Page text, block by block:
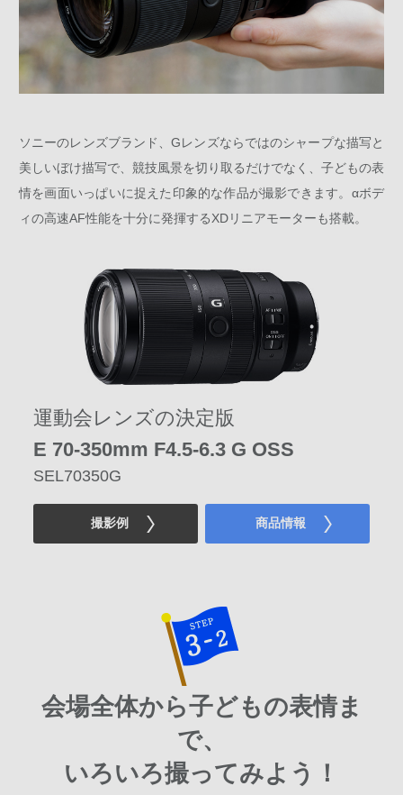
ソニーのレンズブランド、Gレンズならではのシャープな描写と
美しいぼけ描写で、競技風景を切り取るだけでなく、子どもの表
情を画面いっぱいに捉えた印象的な作品が撮影できます。αボデ
ィの高速AF性能を十分に発揮するXDリニアモーターも搭載。
運動会レンズの決定版
E 70-350mm F4.5-6.3 G OSS
SEL70350G
撮影例 商品情報
会場全体から子どもの表情ま
で、
いろいろ撮ってみよう！